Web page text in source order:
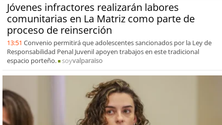
Jóvenes infractores realizarán labores
comunitarias en La Matriz como parte de
proceso de reinserción
13:51 Convenio permitirá que adolescentes sancionados por la Ley de
Responsabilidad Penal Juvenil apoyen trabajos en este tradicional
espacio porteño.
soyvalparaiso